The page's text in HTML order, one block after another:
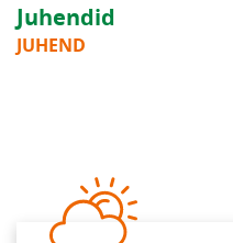
Juhendid
JUHEND